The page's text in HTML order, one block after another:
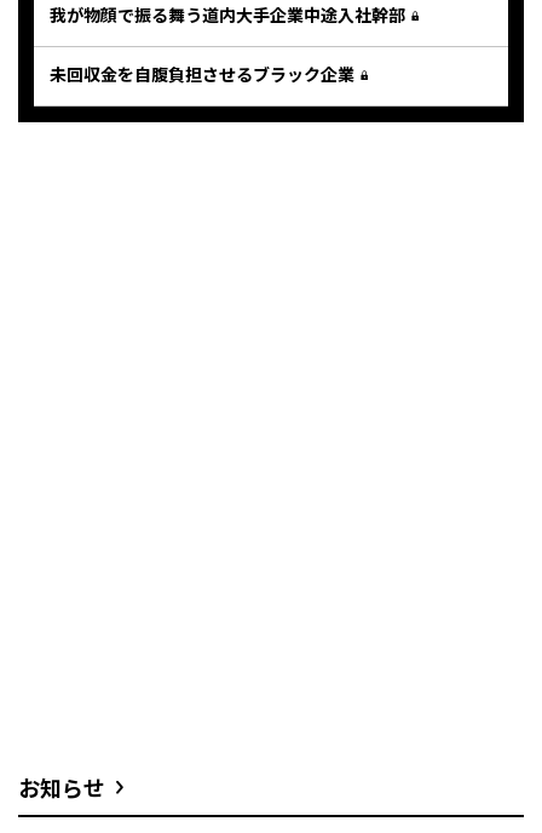
我が物顔で振る舞う道内大手企業中途入社幹部
未回収金を自腹負担させるブラック企業
お知らせ